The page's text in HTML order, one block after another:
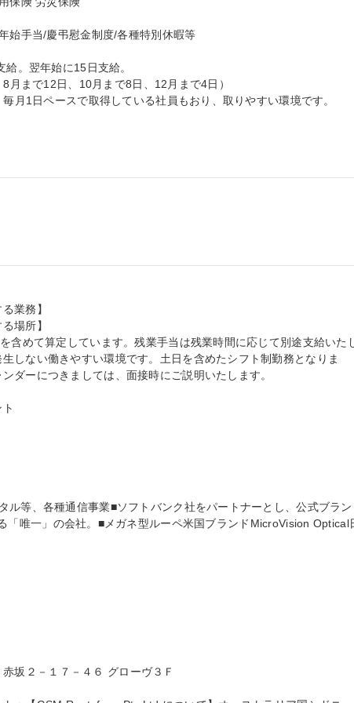
始手当/慶弔慰金制度/各種特別休暇等
。翌年始に15日支給。
月1日ペースで取得している社員もおり、取りやすい環境です。
業務】
場所】
含めて算定しています。残業手当は残業時間に応じて別途支給いた
しない働きやすい環境です。土日を含めたシフト制勤務となりま
ダーにつきましては、面接時にご説明いたします。
ル等、各種通信事業■ソフトバンク社をパートナーとし、公式ブラン
「唯一」の会社。■メガネ型ルーペ米国ブランドMicroVision Optical
坂２－１７－４６ グローヴ３Ｆ